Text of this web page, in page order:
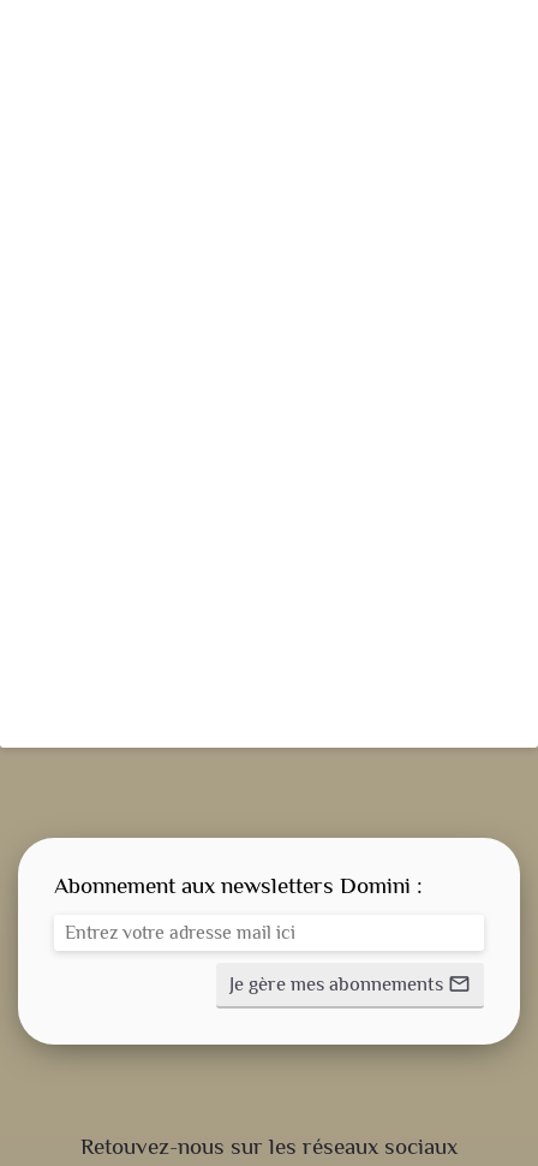
Retouvez-nous sur les réseaux sociaux
Abonnement aux newsletters Domini :
Je gère mes abonnements mail_outline